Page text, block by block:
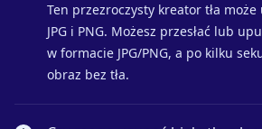
Ten przezroczysty kreator tła
JPG i PNG. Możesz przesłać lub
w formacie JPG/PNG, a po kilku
obraz bez tła.